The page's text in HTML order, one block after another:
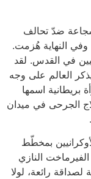
روسيا بشجاعة ضدّ تحالف
وفي النهاية هُزمت.
في القدس. لقد
العالم على وجه
اسمها
الجرحى في ميدان
بمخطّط
النازي
رائعة، لولا